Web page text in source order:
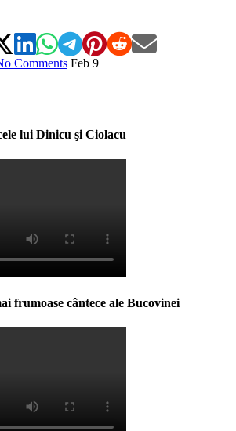
Comments Feb 9
lui Dinicu şi Ciolacu
frumoase cântece ale Bucovinei